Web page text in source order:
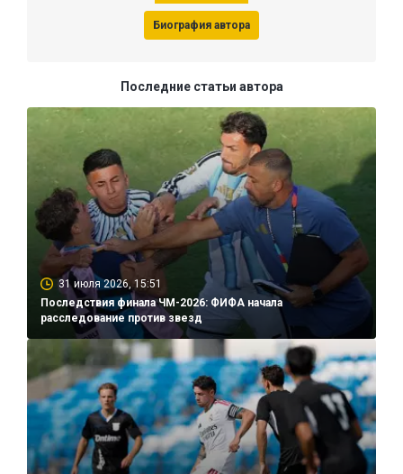
Биография автора
Последние статьи автора
31 июля 2026, 15:51
Последствия финала ЧМ-2026: ФИФА начала
расследование против звезд